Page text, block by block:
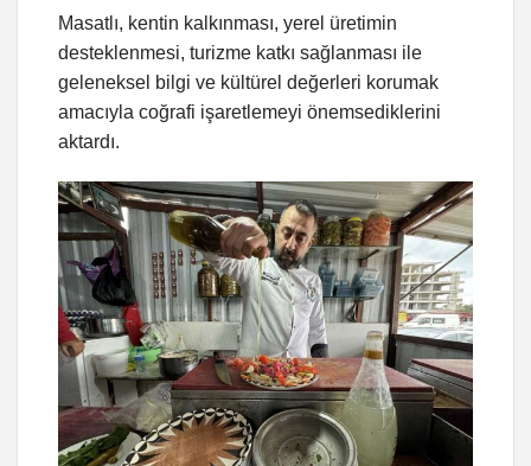
Masatlı, kentin kalkınması, yerel üretimin
desteklenmesi, turizme katkı sağlanması ile
geleneksel bilgi ve kültürel değerleri korumak
amacıyla coğrafi işaretlemeyi önemsediklerini
aktardı.